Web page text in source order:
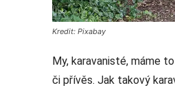
Kredit: Pixabay
My, karavanisté, máme
či přívěs. Jak takový